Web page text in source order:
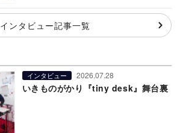
インタビュー記事一覧
インタビュー 2026.07.28
いきものがかり『tiny desk』舞台裏